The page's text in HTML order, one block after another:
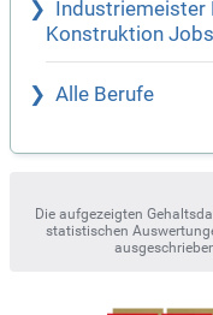
Industriemeister
Konstruktion Jobs
Alle Berufe
Die aufgezeigten
statistischen